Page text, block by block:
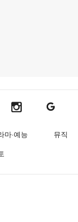
엑스
텐아시아 인스타그램
텐아시아
마·예능
뮤직